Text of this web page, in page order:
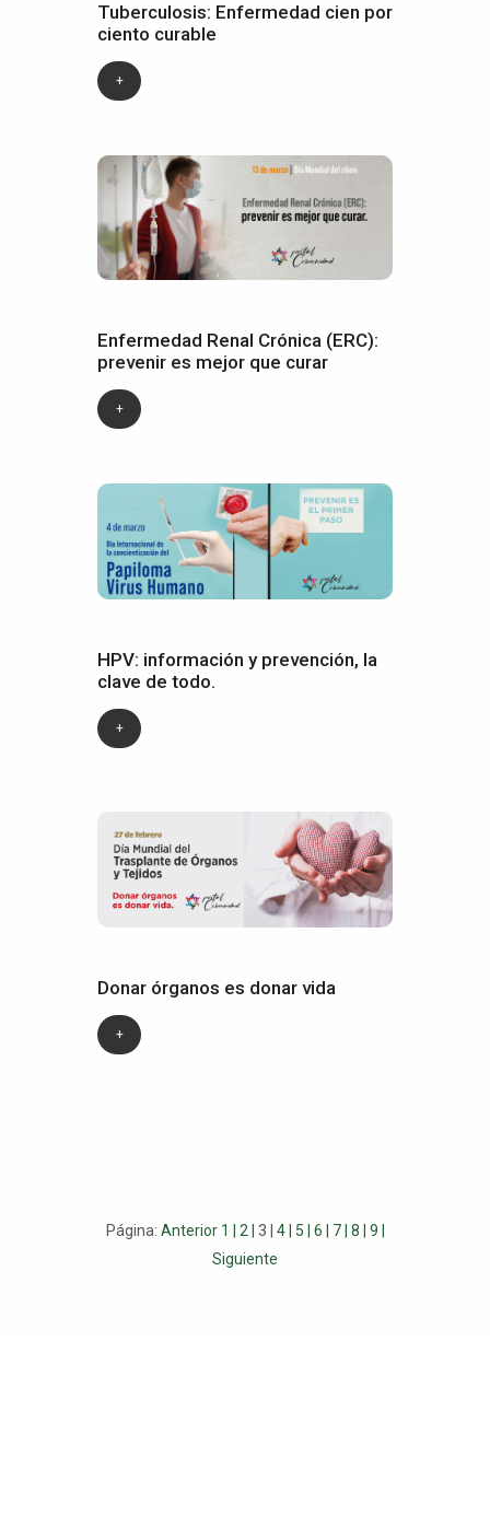
Tuberculosis: Enfermedad cien por
ciento curable
+
Enfermedad Renal Crónica (ERC):
prevenir es mejor que curar
+
HPV: información y prevención, la
clave de todo.
+
Donar órganos es donar vida
+
Página: Anterior 1 | 2 | 3 | 4 | 5 | 6 | 7 | 8 |
9 |
Siguiente